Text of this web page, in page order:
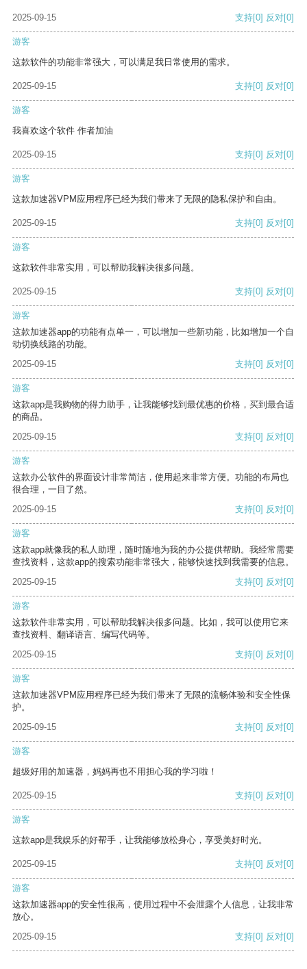
2025-09-15 支持[0] 反对[0]
游客
这款软件的功能非常强大，可以满足我日常使用的需求。
2025-09-15 支持[0] 反对[0]
游客
我喜欢这个软件 作者加油
2025-09-15 支持[0] 反对[0]
游客
这款加速器VPM应用程序已经为我们带来了无限的隐私保护和自由。
2025-09-15 支持[0] 反对[0]
游客
这款软件非常实用，可以帮助我解决很多问题。
2025-09-15 支持[0] 反对[0]
游客
这款加速器app的功能有点单一，可以增加一些新功能，比如增加一个自
动切换线路的功能。
2025-09-15
支持[0] 反对[0]
游客
这款app是我购物的得力助手，让我能够找到最优惠的价格，买到最合适
的商品。
2025-09-15
支持[0] 反对[0]
游客
这款办公软件的界面设计非常简洁，使用起来非常方便。功能的布局也
很合理，一目了然。
2025-09-15
支持[0] 反对[0]
游客
这款app就像我的私人助理，随时随地为我的办公提供帮助。我经常需要
查找资料，这款app的搜索功能非常强大，能够快速找到我需要的信息。
2025-09-15
支持[0] 反对[0]
游客
这款软件非常实用，可以帮助我解决很多问题。比如，我可以使用它来
查找资料、翻译语言、编写代码等。
2025-09-15
支持[0] 反对[0]
游客
这款加速器VPM应用程序已经为我们带来了无限的流畅体验和安全性保
护。
2025-09-15
支持[0] 反对[0]
游客
超级好用的加速器，妈妈再也不用担心我的学习啦！
2025-09-15 支持[0] 反对[0]
游客
这款app是我娱乐的好帮手，让我能够放松身心，享受美好时光。
2025-09-15 支持[0] 反对[0]
游客
这款加速器app的安全性很高，使用过程中不会泄露个人信息，让我非常
放心。
2025-09-15
支持[0] 反对[0]